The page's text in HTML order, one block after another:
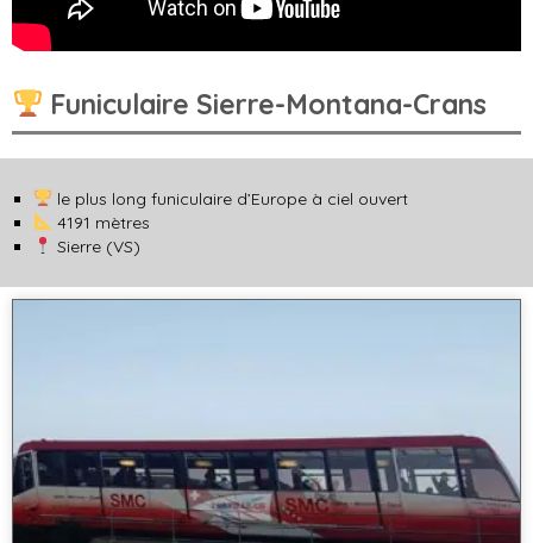
Funiculaire Sierre-Montana-Crans
le plus long funiculaire d’Europe à ciel ouvert
4191 mètres
Sierre (VS)